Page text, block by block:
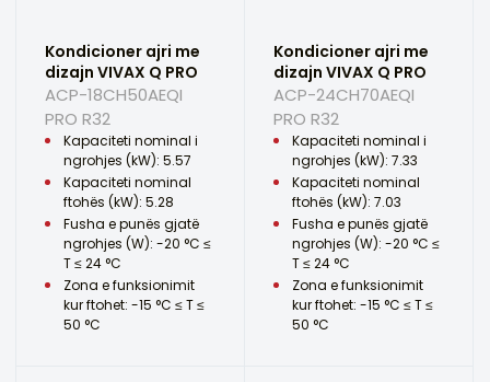
Kondicioner ajri me
dizajn VIVAX Q PRO
ACP-18CH50AEQI
PRO R32
Kapaciteti nominal i
ngrohjes (kW): 5.57
Kapaciteti nominal
ftohës (kW): 5.28
Fusha e punës gjatë
ngrohjes (W): -20 °C ≤
T ≤ 24 °C
Zona e funksionimit
kur ftohet: -15 °C ≤ T ≤
50 °C
Kondicioner ajri me
dizajn VIVAX Q PRO
ACP-24CH70AEQI
PRO R32
Kapaciteti nominal i
ngrohjes (kW): 7.33
Kapaciteti nominal
ftohës (kW): 7.03
Fusha e punës gjatë
ngrohjes (W): -20 °C ≤
T ≤ 24 °C
Zona e funksionimit
kur ftohet: -15 °C ≤ T ≤
50 °C